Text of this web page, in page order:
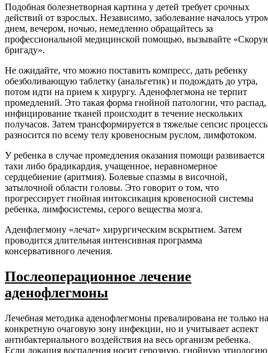
Подобная болезнетворная картина у детей требует срочных
действий от взрослых. Независимо, заболевание началось
днем, вечером, ночью, немедленно обращайтесь за
профессиональной медицинской помощью, вызывайте
бригаду».
Не ожидайте, что можно поставить компресс, дать ребенку
обезболивающую таблетку (анальгетик) и подождать до утра,
потом идти на прием к хирургу. Аденофлегмона не терпит
промедлений. Это такая форма гнойной патологии, что распад,
инфицирование тканей происходит в течение нескольких
получасов. Затем трансформируется в тяжелые сепсис
разносится по всему телу кровеносным руслом, лимфотоком.
У ребенка в случае промедления оказания помощи развивается
тахи либо брадикардия, учащенное, неравномерное
сердцебиение (аритмия). Болевые спазмы в височной,
затылочной области головы. Это говорит о том, что
прогрессирует гнойная интоксикация кровеносной системы
ребенка, лимфосистемы, серого вещества мозга.
Аденфлегмону «лечат» хирургическим вскрытием. Затем
проводится длительная интенсивная программа
консервативного лечения.
Послеоперационное лечение
аденофлегмоны
Лечебная методика аденофлегмоны превалирована не только на
конкретную очаговую зону инфекции, но и учитывает аспект
антибактериального воздействия на весь организм ребенка.
Если локация воспаления носит серозную, гнойную этиологию